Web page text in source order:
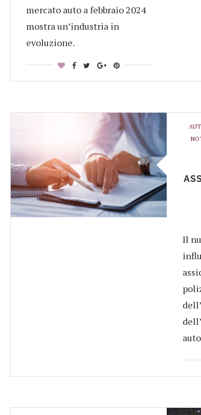
mercato auto a febbraio 2024
mostra un’industria in
evoluzione.
Il